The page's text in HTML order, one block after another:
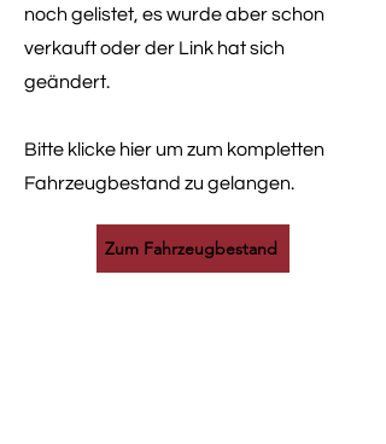
noch gelistet, es wurde aber schon
verkauft oder der Link hat sich
geändert.
Bitte klicke hier um zum kompletten
Fahrzeugbestand zu gelangen.
Zum Fahrzeugbestand